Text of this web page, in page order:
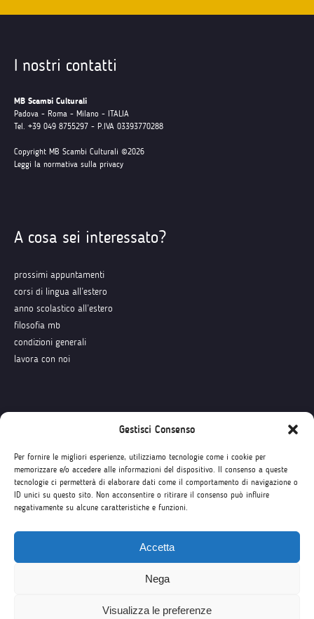
Gestisci Consenso
Per fornire le migliori esperienze, utilizziamo tecnologie come i cookie per
memorizzare e/o accedere alle informazioni del dispositivo. Il consenso a queste
tecnologie ci permetterà di elaborare dati come il comportamento di navigazione o
ID unici su questo sito. Non acconsentire o ritirare il consenso può influire
negativamente su alcune caratteristiche e funzioni.
Accetta
Nega
Visualizza le preferenze
I nostri contatti
MB Scambi Culturali
Padova - Roma - Milano - ITALIA
Tel. +39 049 8755297 - P.IVA 03393770288
Copyright MB Scambi Culturali ©2026
Leggi la normativa sulla privacy
A cosa sei interessato?
prossimi appuntamenti
corsi di lingua all’estero
anno scolastico all’estero
filosofia mb
condizioni generali
lavora con noi